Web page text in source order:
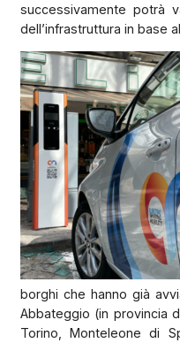
successivamente potrà
dell’infrastruttura in base
borghi che hanno già
Abbateggio (in provincia
Torino, Monteleone di